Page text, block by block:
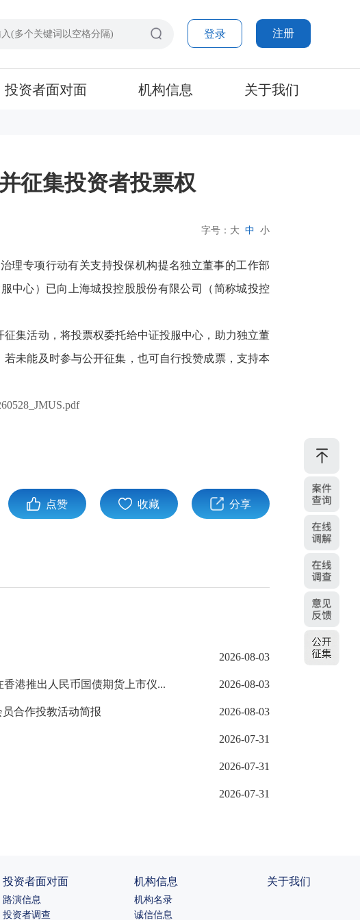
登录 注册
投资者面对面 机构信息 关于我们
征集投资者投票权
字号： 大 中 小
理专项行动有关支持投保机构提名独立董事的工作部
中心）已向上海城投控股股份有限公司（简称城投控
集活动，将投票权委托给中证投服中心，助力独立董
未能及时参与公开征集，也可自行投赞成票，支持本
点赞 收藏 分享
2026-08-03
港推出人民币国债期货上市仪... 2026-08-03
合作投教活动简报 2026-08-03
2026-07-31
2026-07-31
2026-07-31
投资者面对面
路演信息
投资者调查
机构信息
机构名录
诚信信息
关于我们